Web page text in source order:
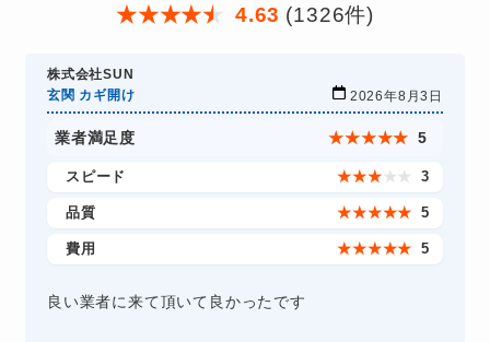
★★★★★ 4.63 (1326件)
株式会社SUN
玄関 カギ開け
2026年8月3日
業者満足度 ★★★★★ 5
スピード ★★★ ★ ★ 3
品質 ★★★★★ 5
費用 ★★★★★ 5
良い業者に来て頂いて良かったです